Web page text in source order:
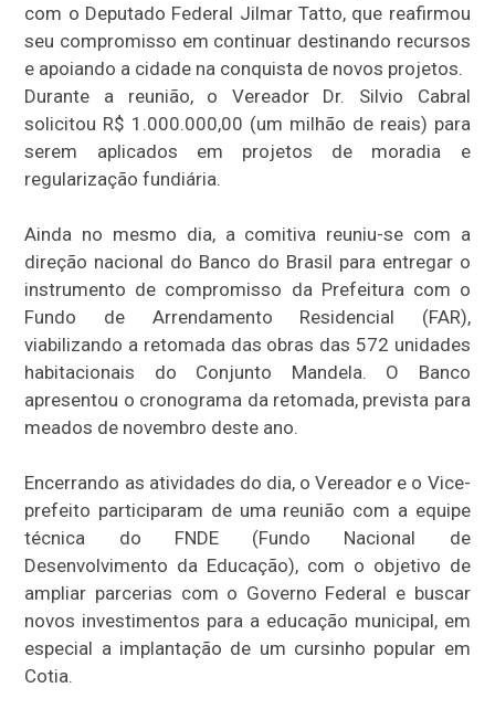
com o Deputado Federal Jilmar Tatto, que reafirmou
seu compromisso em continuar destinando recursos
e apoiando a cidade na conquista de novos projetos.
Durante a reunião, o Vereador Dr. Silvio Cabral
solicitou R$ 1.000.000,00 (um milhão de reais) para
serem aplicados em projetos de moradia e
regularização fundiária.
Ainda no mesmo dia, a comitiva reuniu-se com a
direção nacional do Banco do Brasil para entregar o
instrumento de compromisso da Prefeitura com o
Fundo de Arrendamento Residencial (FAR),
viabilizando a retomada das obras das 572 unidades
habitacionais do Conjunto Mandela. O Banco
apresentou o cronograma da retomada, prevista para
meados de novembro deste ano.
Encerrando as atividades do dia, o Vereador e o Vice-
prefeito participaram de uma reunião com a equipe
técnica do FNDE (Fundo Nacional de
Desenvolvimento da Educação), com o objetivo de
ampliar parcerias com o Governo Federal e buscar
novos investimentos para a educação municipal, em
especial a implantação de um cursinho popular em
Cotia.